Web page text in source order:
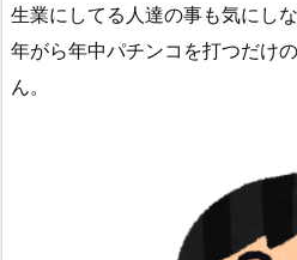
生業にしてる人達の事も気にし
年がら年中パチンコを打つだけ
ん。